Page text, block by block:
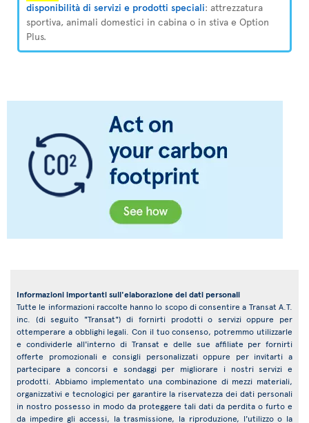
disponibilità di servizi e prodotti speciali: attrezzatura
sportiva, animali domestici in cabina o in stiva e Option
Plus.
Informazioni importanti sull'elaborazione dei dati personali
Tutte le informazioni raccolte hanno lo scopo di consentire a Transat A.T.
inc. (di seguito "Transat") di fornirti prodotti o servizi oppure per
ottemperare a obblighi legali. Con il tuo consenso, potremmo utilizzarle
e condividerle all'interno di Transat e delle sue affiliate per fornirti
offerte promozionali e consigli personalizzati oppure per invitarti a
partecipare a concorsi e sondaggi per migliorare i nostri servizi e
prodotti. Abbiamo implementato una combinazione di mezzi materiali,
organizzativi e tecnologici per garantire la riservatezza dei dati personali
in nostro possesso in modo da proteggere tali dati da perdita o furto e
da impedire gli accessi, la trasmissione, la riproduzione, l'utilizzo o la